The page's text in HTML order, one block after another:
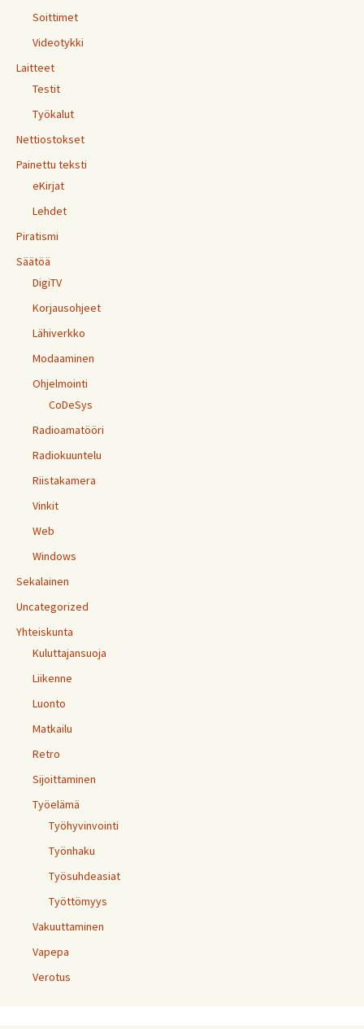
Soittimet
Videotykki
Laitteet
Testit
Työkalut
Nettiostokset
Painettu teksti
eKirjat
Lehdet
Piratismi
Säätöä
DigiTV
Korjausohjeet
Lähiverkko
Modaaminen
Ohjelmointi
CoDeSys
Radioamatööri
Radiokuuntelu
Riistakamera
Vinkit
Web
Windows
Sekalainen
Uncategorized
Yhteiskunta
Kuluttajansuoja
Liikenne
Luonto
Matkailu
Retro
Sijoittaminen
Työelämä
Työhyvinvointi
Työnhaku
Työsuhdeasiat
Työttömyys
Vakuuttaminen
Vapepa
Verotus